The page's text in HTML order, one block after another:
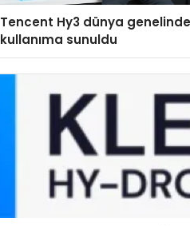
Tencent Hy3 dünya
kullanıma sunuldu